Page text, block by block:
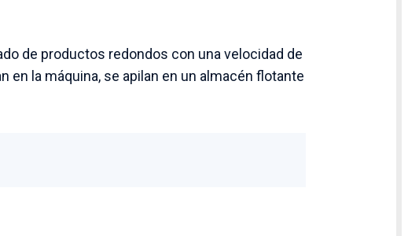
de productos redondos con una velocidad de
en la máquina, se apilan en un almacén flotante